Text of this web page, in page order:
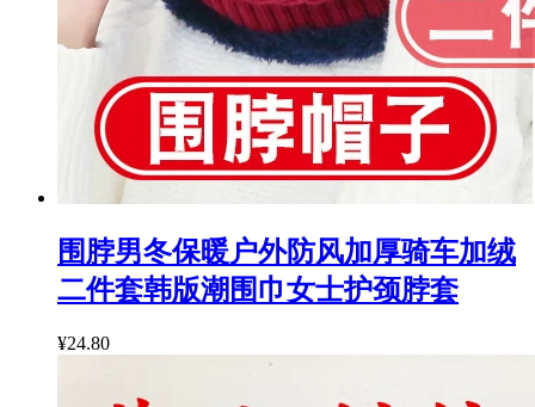
围脖男冬保暖户外防风加厚骑车加绒
二件套韩版潮围巾女士护颈脖套
¥24.80